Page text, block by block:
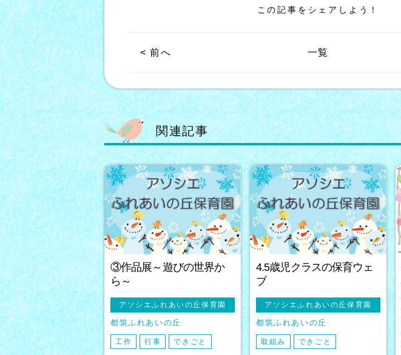
この記事をシェアしよう！
< 前へ 一覧
関連記事
③作品展～遊びの世界か
ら～
アソシエふれあいの丘保育園
都筑ふれあいの丘
工作 行事 できごと
4.5歳児クラスの保育ウェ
ブ
アソシエふれあいの丘保育園
都筑ふれあいの丘
取組み できごと